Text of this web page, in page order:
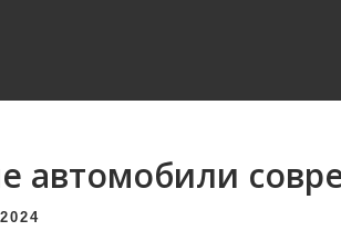
автомобили